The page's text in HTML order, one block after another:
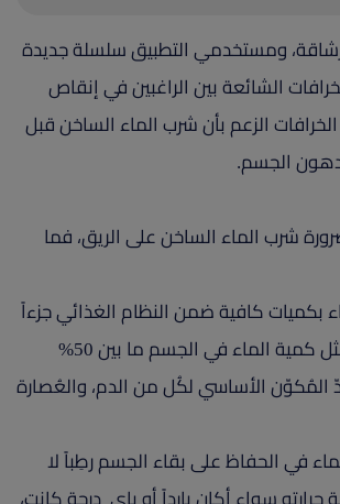
ومستخدمي التطبيق سلسلة جديدة
الشائعة بين الراغبين في إنقاص
الزعم بأن شرب الماء الساخن قبل
دهون الجسم.
شرب الماء الساخن على الريق، فما
بكميات كافية ضمن النظام الغذائي جزءاً
مهماً للصحة، وتتمثل كمية الماء في الجسم ما بين 50%
الماء في الحفاظ على بقاء الجسم رطِباً لا
حرارته سواء أكان بارداً أو باي درجة كانت،